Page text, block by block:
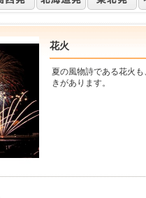
花火
夏の風物詩である花火
きがあります。